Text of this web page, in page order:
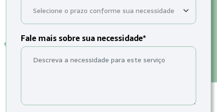
Fale mais sobre sua necessidade*